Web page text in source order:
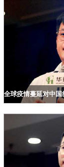
全球疫情蔓延对中国